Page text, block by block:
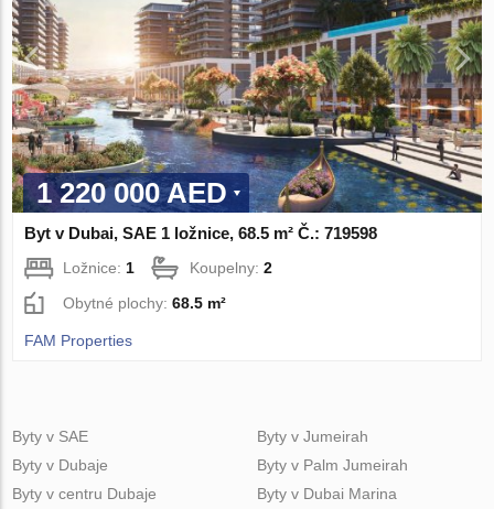
1 220 000 AED
Byt v Dubai, SAE 1 ložnice, 68.5 m² Č.: 719598
Ložnice:1 Koupelny:2
Obytné plochy:68.5 m²
FAM Properties
Byty v SAE
Byty v Dubaje
Byty v centru Dubaje
Byty v Jumeirah
Byty v Palm Jumeirah
Byty v Dubai Marina